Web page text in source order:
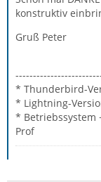
konstruktiv
Gruß Peter
* Thunderbird-
* Lightning-
* Betriebssystem
Prof